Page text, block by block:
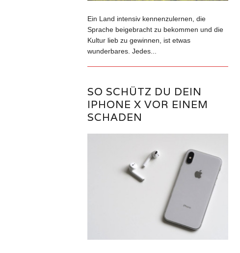
Ein Land intensiv kennenzulernen, die
Sprache beigebracht zu bekommen und die
Kultur lieb zu gewinnen, ist etwas
wunderbares. Jedes...
SO SCHÜTZ DU DEIN
IPHONE X VOR EINEM
SCHADEN